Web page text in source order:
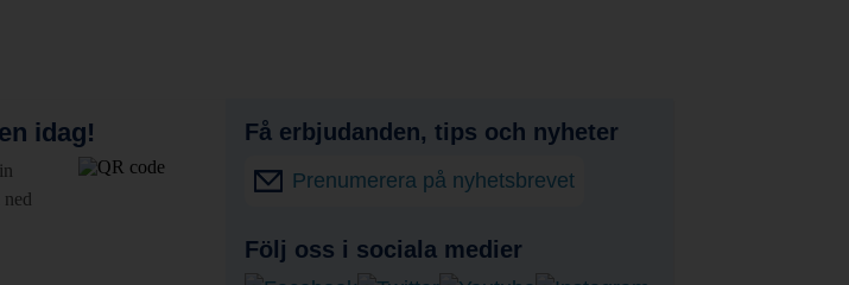
idag! Få erbjudanden, tips och nyheter
Prenumerera på nyhetsbrevet
Följ oss i sociala medier